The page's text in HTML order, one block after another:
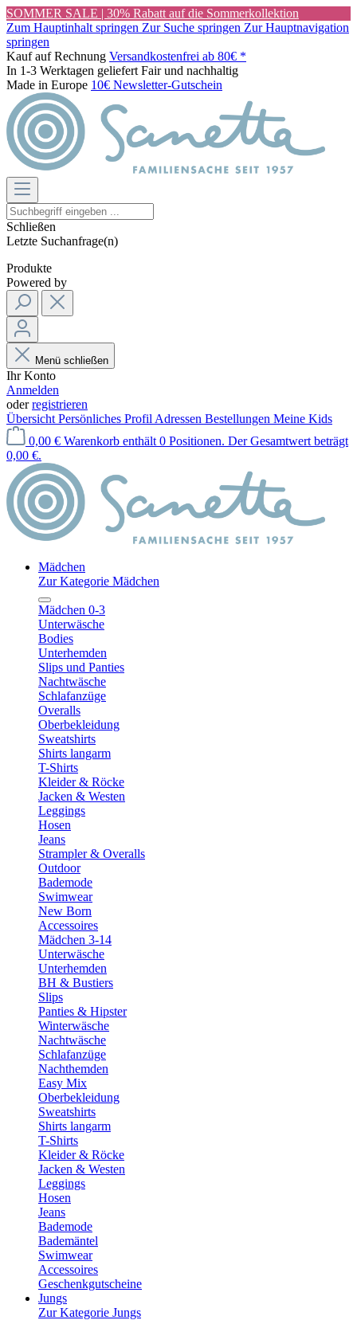
SOMMER SALE | 30% Rabatt auf die Sommerkollektion
Zum Hauptinhalt springen Zur Suche springen Zur Hauptnavigation
springen
Kauf auf Rechnung Versandkostenfrei ab 80€ *
In 1-3 Werktagen geliefert Fair und nachhaltig
Made in Europe 10€ Newsletter-Gutschein
Schließen
Letzte Suchanfrage(n)
Produkte
Powered by
Menü schließen
Ihr Konto
Anmelden
oderregistrieren
Übersicht Persönliches Profil Adressen Bestellungen Meine Kids
0,00 € Warenkorb enthält 0 Positionen. Der Gesamtwert beträgt
0,00 €.
Mädchen
Zur Kategorie Mädchen
Mädchen 0-3
Unterwäsche
Bodies
Unterhemden
Slips und Panties
Nachtwäsche
Schlafanzüge
Overalls
Oberbekleidung
Sweatshirts
Shirts langarm
T-Shirts
Kleider & Röcke
Jacken & Westen
Leggings
Hosen
Jeans
Strampler & Overalls
Outdoor
Bademode
Swimwear
New Born
Accessoires
Mädchen 3-14
Unterwäsche
Unterhemden
BH & Bustiers
Slips
Panties & Hipster
Winterwäsche
Nachtwäsche
Schlafanzüge
Nachthemden
Easy Mix
Oberbekleidung
Sweatshirts
Shirts langarm
T-Shirts
Kleider & Röcke
Jacken & Westen
Leggings
Hosen
Jeans
Bademode
Bademäntel
Swimwear
Accessoires
Geschenkgutscheine
Jungs
Zur Kategorie Jungs